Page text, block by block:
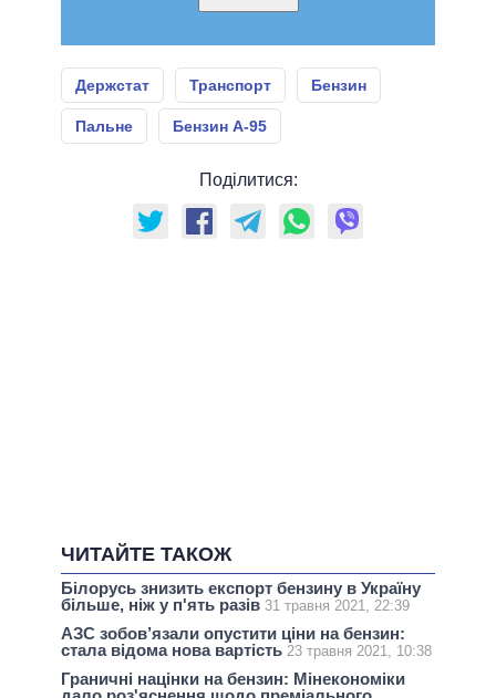
Держстат Транспорт Бензин
Пальне Бензин А-95
Поділитися:
ЧИТАЙТЕ ТАКОЖ
Білорусь знизить експорт бензину в Україну
більше, ніж у п'ять разів 31 травня 2021, 22:39
АЗС зобов’язали опустити ціни на бензин:
стала відома нова вартість 23 травня 2021, 10:38
Граничні націнки на бензин: Мінекономіки